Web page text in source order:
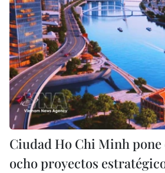
Ciudad Ho Chi Minh
ocho proyectos